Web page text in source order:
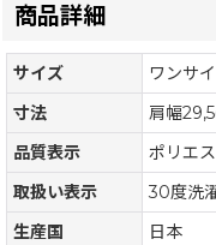
商品詳細
サイズ
ワンサ
寸法
肩幅
品質表示
ポリエ
取扱い表示
30度洗
生産国
日本